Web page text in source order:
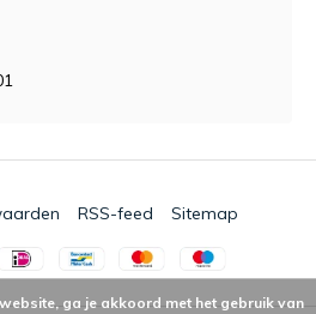
RSS-feed Sitemap
ga je akkoord met het gebruik van